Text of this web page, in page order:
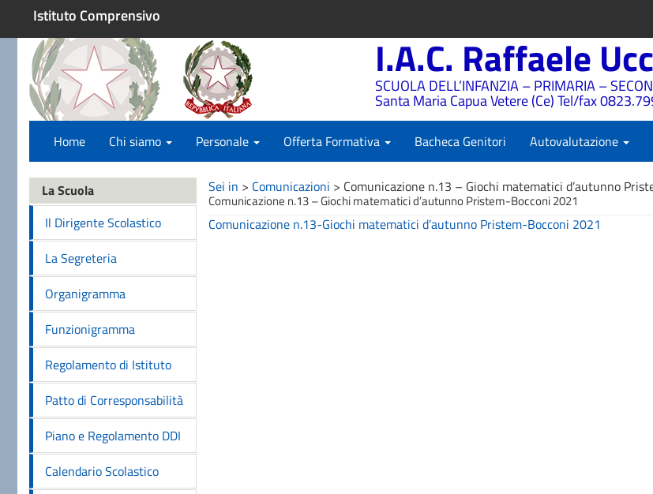
Istituto Comprensivo
I.A.C. Raffaele
SCUOLA DELL’INFANZIA – PRIMARIA –
Santa Maria Capua Vetere (Ce) Tel/fax
Home Chi siamo Personale Offerta Formativa Bacheca Genitori Autovalutazione
La Scuola
Il Dirigente Scolastico
La Segreteria
Organigramma
Funzionigramma
Regolamento di Istituto
Patto di Corresponsabilità
Piano e Regolamento DDI
Calendario Scolastico
Sei in > Comunicazioni > Comunicazione n.13 – Giochi matematici d’autunno
Comunicazione n.13 – Giochi matematici d’autunno Pristem-Bocconi 2021
Comunicazione n.13-Giochi matematici d’autunno Pristem-Bocconi 2021